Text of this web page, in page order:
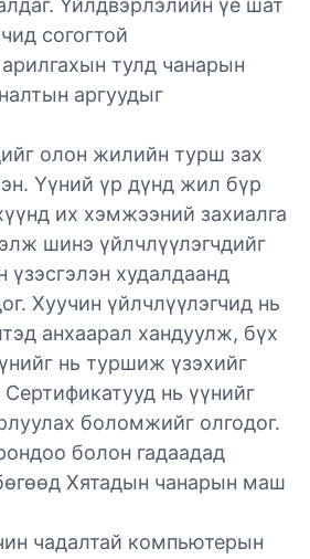
Үйлдвэрлэлийн үе шат
согогтой
тулд чанарын
аргуудыг
олон жилийн турш зах
Үүний үр дүнд жил бүр
их хэмжээний захиалга
шинэ үйлчлүүлэгчдийг
үзэсгэлэн худалдаанд
Хуучин үйлчлүүлэгчид нь
анхаарал хандуулж, бүх
нь туршиж үзэхийг
нь үүнийг
боломжийг олгодог.
болон гадаадад
Хятадын чанарын маш
чадалтай компьютерын